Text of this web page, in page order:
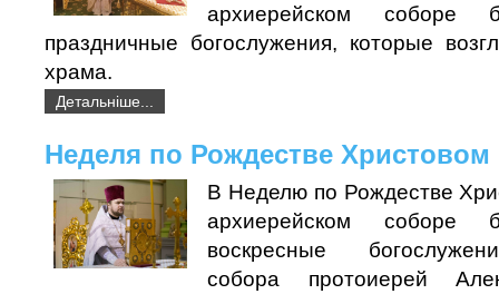
архиерейском соборе
праздничные богослужения, которые
храма.
Детальніше...
Неделя по Рождестве Христовом
В Неделю по Рождестве
архиерейском соборе
воскресные
собора протоиерей